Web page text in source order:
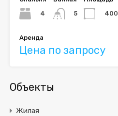
4
5
400
Аренда
Цена по запросу
Объекты
Жилая